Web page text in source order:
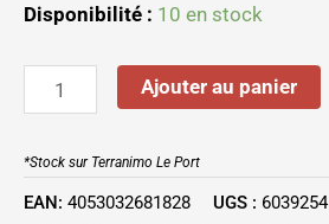
Disponibilité : 10 en stock
Ajouter au panier
*Stock sur Terranimo Le Port
EAN: 4053032681828 UGS : 6039254